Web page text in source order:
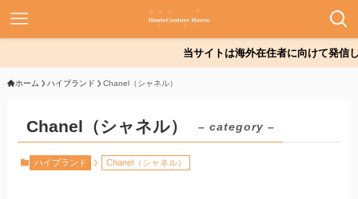
当サイトは海外在住者に向けて発信して
ホーム ハイブランド Chanel（シャネル）
Chanel（シャネル） – category –
ハイブランド Chanel（シャネル）